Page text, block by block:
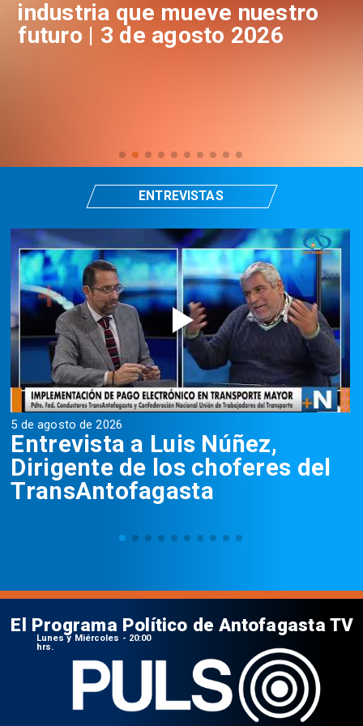
industria que mueve nuestro
futuro | 3 de agosto 2026
5 de agosto de 2026
Entrevista a Luis Núñez,
Dirigente de los choferes del
TransAntofagasta
ENTREVISTAS
El Programa Político de Antofagasta TV
Lunes y Miércoles - 20:00
hrs.